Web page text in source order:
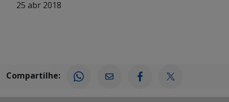
25 abr 2018
Compartilhe: